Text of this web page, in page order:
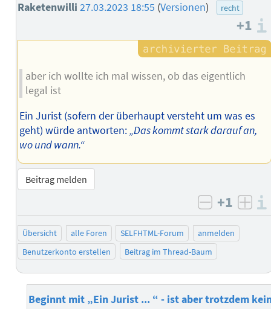
Raketenwilli27.03.2023 18:55 (Versionen) recht
+1
aber ich wollte ich mal wissen, ob das eigentlich
legal ist
Ein Jurist (sofern der überhaupt versteht um was es
geht) würde antworten:„Das kommt stark darauf an,
wo und wann.“
Beitrag melden
negativ
+1
Übersicht alle Foren SELFHTML-Forum
anmelden
Benutzerkonto erstellen
Beitrag im Thread-Baum
Beginnt mit „Ein Jurist ... “ - ist aber trotzdem